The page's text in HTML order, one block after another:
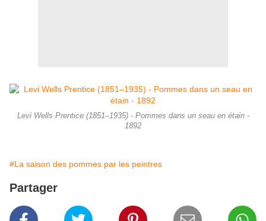
Levi Wells Prentice (1851–1935) - Pommes dans un seau en étain -
1892
#La saison des pommes par les peintres
Partager